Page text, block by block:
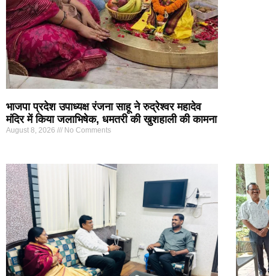
भाजपा प्रदेश उपाध्यक्ष रंजना साहू ने रुद्रेश्वर महादेव
मंदिर में किया जलाभिषेक, धमतरी की खुशहाली की कामना
August 8, 2026 No Comments